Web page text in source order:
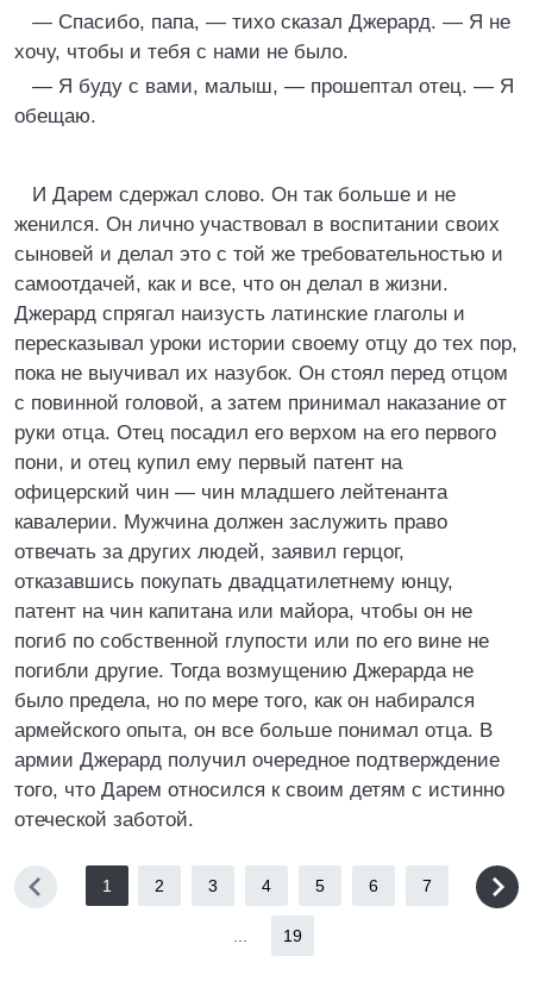
— Спасибо, папа, — тихо сказал Джерард. — Я не
хочу, чтобы и тебя с нами не было.
— Я буду с вами, малыш, — прошептал отец. — Я
обещаю.
И Дарем сдержал слово. Он так больше и не
женился. Он лично участвовал в воспитании своих
сыновей и делал это с той же требовательностью и
самоотдачей, как и все, что он делал в жизни.
Джерард спрягал наизусть латинские глаголы и
пересказывал уроки истории своему отцу до тех пор,
пока не выучивал их назубок. Он стоял перед отцом
с повинной головой, а затем принимал наказание от
руки отца. Отец посадил его верхом на его первого
пони, и отец купил ему первый патент на
офицерский чин — чин младшего лейтенанта
кавалерии. Мужчина должен заслужить право
отвечать за других людей, заявил герцог,
отказавшись покупать двадцатилетнему юнцу,
патент на чин капитана или майора, чтобы он не
погиб по собственной глупости или по его вине не
погибли другие. Тогда возмущению Джерарда не
было предела, но по мере того, как он набирался
армейского опыта, он все больше понимал отца. В
армии Джерард получил очередное подтверждение
того, что Дарем относился к своим детям с истинно
отеческой заботой.
1 2 3 4 5 6 7
19